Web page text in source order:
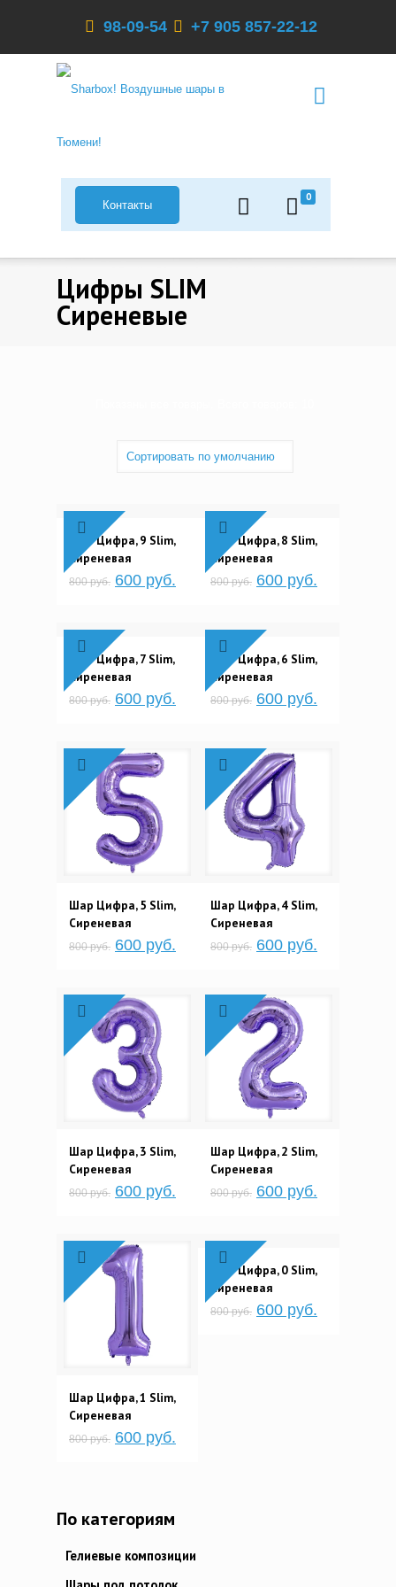
98-09-54 +7 905 857-22-12
0
Контакты
Цифры SLIM
Сиреневые
Шар Цифра, 9 Slim,
Сиреневая
800 руб. 600 руб.
Шар Цифра, 8 Slim,
Сиреневая
800 руб. 600 руб.
Шар Цифра, 7 Slim,
Сиреневая
800 руб. 600 руб.
Шар Цифра, 6 Slim,
Сиреневая
800 руб. 600 руб.
Шар Цифра, 5 Slim,
Сиреневая
800 руб. 600 руб.
Шар Цифра, 4 Slim,
Сиреневая
800 руб. 600 руб.
Шар Цифра, 3 Slim,
Сиреневая
800 руб. 600 руб.
Шар Цифра, 2 Slim,
Сиреневая
800 руб. 600 руб.
Шар Цифра, 1 Slim,
Сиреневая
800 руб. 600 руб.
Шар Цифра, 0 Slim,
Сиреневая
800 руб. 600 руб.
По категориям
Гелиевые композиции